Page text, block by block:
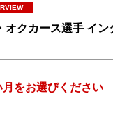
オクカース選手 イン